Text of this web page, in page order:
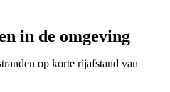
in de omgeving
op korte rijafstand van